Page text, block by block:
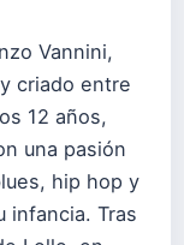
Vannini,
criado entre
12 años,
una pasión
hip hop y
infancia. Tras